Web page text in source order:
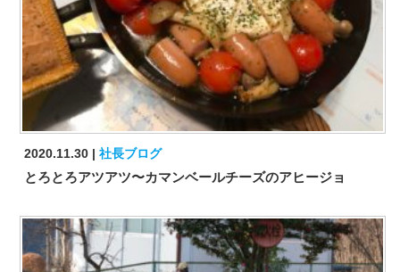
2020.11.30 社長ブログ
とろとろアツアツ〜カマンベールチーズのアヒージョ